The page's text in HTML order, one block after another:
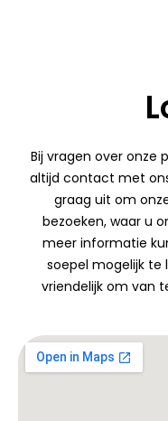
Bij vragen over onze
altijd contact met
graag uit om
bezoeken, waar u
meer informatie
soepel mogelijk te
vriendelijk om van